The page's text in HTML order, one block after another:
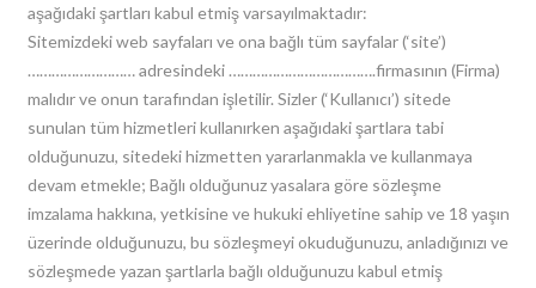
aşağıdaki şartları kabul etmiş varsayılmaktadır:
Sitemizdeki web sayfaları ve ona bağlı tüm sayfalar (‘site’)
……………………… adresindeki ……………………………….firmasının (Firma)
malıdır ve onun tarafından işletilir. Sizler (‘Kullanıcı’) sitede
sunulan tüm hizmetleri kullanırken aşağıdaki şartlara tabi
olduğunuzu, sitedeki hizmetten yararlanmakla ve kullanmaya
devam etmekle; Bağlı olduğunuz yasalara göre sözleşme
imzalama hakkına, yetkisine ve hukuki ehliyetine sahip ve 18 yaşın
üzerinde olduğunuzu, bu sözleşmeyi okuduğunuzu, anladığınızı ve
sözleşmede yazan şartlarla bağlı olduğunuzu kabul etmiş